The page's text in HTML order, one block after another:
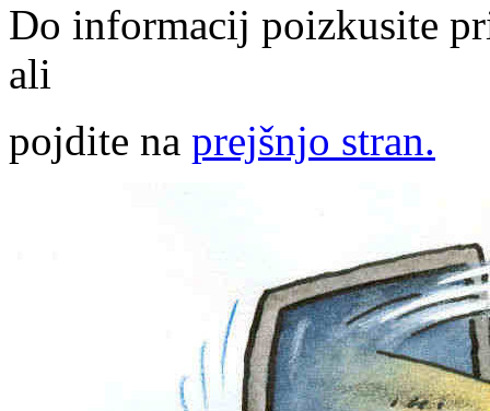
Do informacij poizkusite
ali
pojdite na prejšnjo stran.